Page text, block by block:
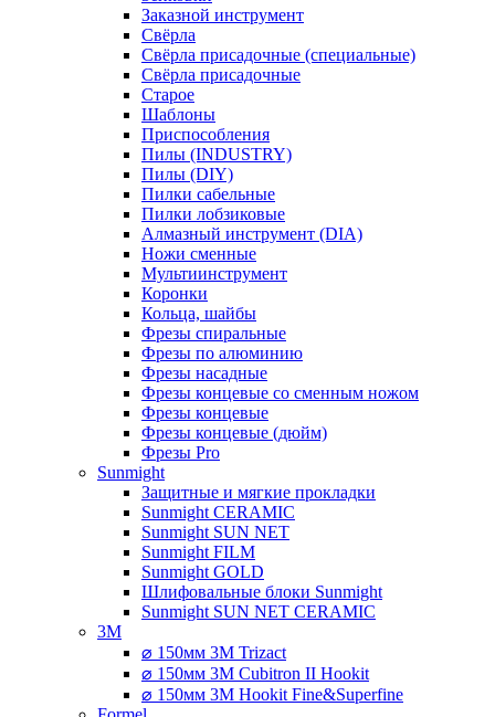
Заказной инструмент
Свёрла
Свёрла присадочные (специальные)
Свёрла присадочные
Старое
Шаблоны
Приспособления
Пилы (INDUSTRY)
Пилы (DIY)
Пилки сабельные
Пилки лобзиковые
Алмазный инструмент (DIA)
Ножи сменные
Мультиинструмент
Коронки
Кольца, шайбы
Фрезы спиральные
Фрезы по алюминию
Фрезы насадные
Фрезы концевые со сменным ножом
Фрезы концевые
Фрезы концевые (дюйм)
Фрезы Pro
Sunmight
Защитные и мягкие прокладки
Sunmight CERAMIC
Sunmight SUN NET
Sunmight FILM
Sunmight GOLD
Шлифовальные блоки Sunmight
Sunmight SUN NET CERAMIC
3M
⌀ 150мм 3M Trizact
⌀ 150мм 3M Cubitron II Hookit
⌀ 150мм 3M Hookit Fine&Superfine